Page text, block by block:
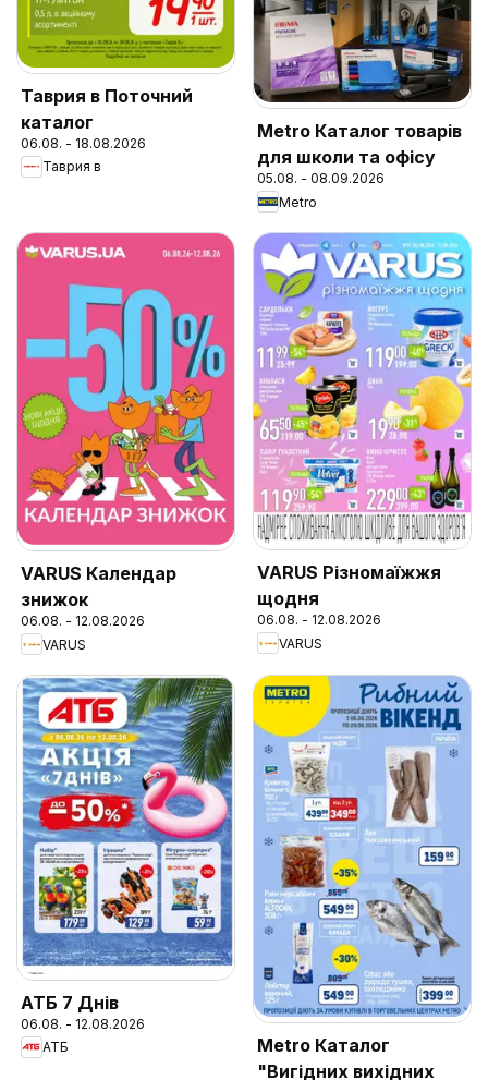
Таврия в Поточний
каталог
06.08. - 18.08.2026
Таврия в
Metro Каталог товарів
для школи та офісу
05.08. - 08.09.2026
Metro
VARUS Календар
знижок
06.08. - 12.08.2026
VARUS
VARUS Різномаїжжя
щодня
06.08. - 12.08.2026
VARUS
АТБ 7 Днів
06.08. - 12.08.2026
АТБ
Metro Каталог
"Вигідних вихідних